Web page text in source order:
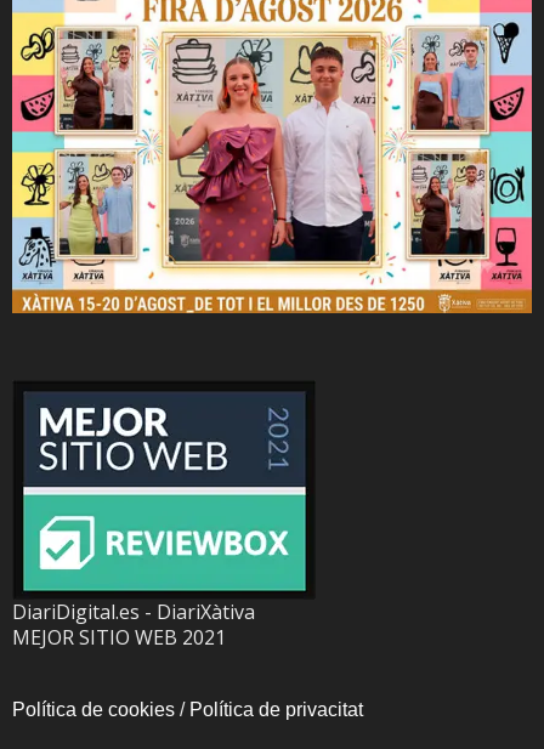
DiariDigital.es - DiariXàtiva
MEJOR SITIO WEB 2021
Política de cookies / Política de privacitat